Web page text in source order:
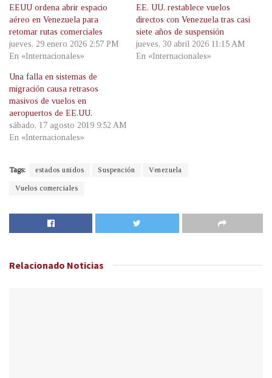
EEUU ordena abrir espacio
aéreo en Venezuela para
retomar rutas comerciales
jueves, 29 enero 2026 2:57 PM
En «Internacionales»
EE. UU. restablece vuelos
directos con Venezuela tras casi
siete años de suspensión
jueves, 30 abril 2026 11:15 AM
En «Internacionales»
Una falla en sistemas de
migración causa retrasos
masivos de vuelos en
aeropuertos de EE.UU.
sábado, 17 agosto 2019 9:52 AM
En «Internacionales»
Tags: estados unidos Suspención Venezuela
Vuelos comerciales
Relacionado Noticias